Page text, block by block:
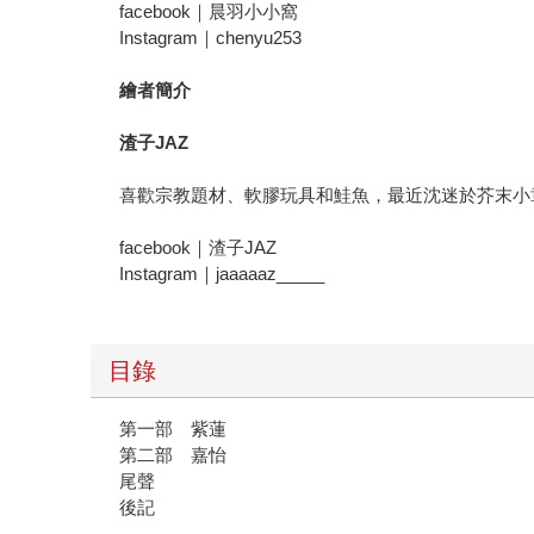
facebook｜晨羽小小窩
Instagram｜chenyu253
繪者簡介
渣子JAZ
喜歡宗教題材、軟膠玩具和鮭魚，最近沈迷於芥末
facebook｜渣子JAZ
Instagram｜jaaaaaz_____
目錄
第一部 紫蓮
第二部 嘉怡
尾聲
後記